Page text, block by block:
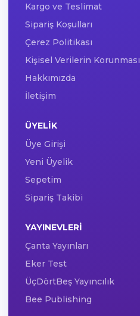
Kargo ve Teslimat
Sipariş Koşulları
Çerez Politikası
Kişisel Verilerin Korunması
Hakkımızda
İletişim
ÜYELIK
Üye Girişi
Yeni Üyelik
Sepetim
Sipariş Takibi
YAYINEVLERI
Çanta Yayınları
Eker Test
ÜçDörtBeş Yayıncılık
Bee Publishing